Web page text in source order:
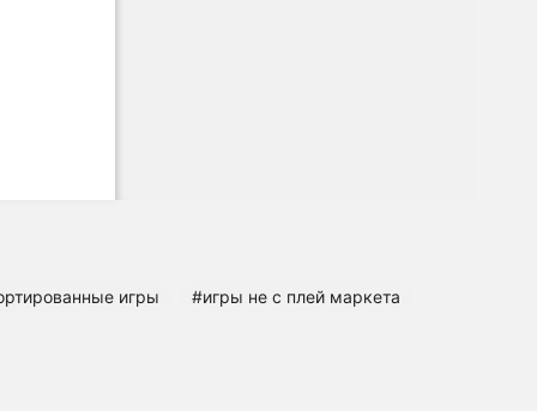
игры #игры не с плей маркета